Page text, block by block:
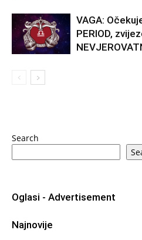
VAGA:
PERIOD,
Search
Oglasi - Advertisement
Najnovije